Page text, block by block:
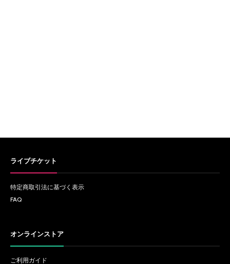
ライブチケット
特定商取引法に基づく表示
FAQ
オンラインストア
ご利用ガイド